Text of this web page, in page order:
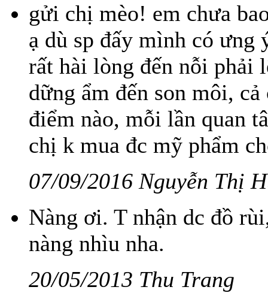
gửi chị mèo! em chưa
ạ dù sp đấy mình có ưng
rất hài lòng đến nỗi phải
dững ẩm đến son môi,
điểm nào, mỗi lần quan
chị k mua đc mỹ phẩm
07/09/2016 Nguyễn Thị
Nàng ơi. T nhận dc đồ
nàng nhìu nha.
20/05/2013 Thu Trang